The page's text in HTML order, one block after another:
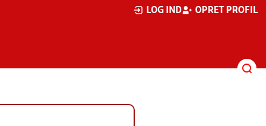
LOG IND OPRET PROFIL